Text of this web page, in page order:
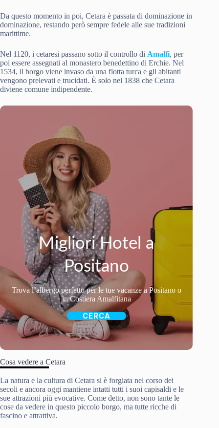
Da questo momento in poi, Cetara è passata di dominazione in
dominazione, restando però sempre fedele alle sue tradizioni
marittime.
Nel 1120, i cetaresi passano sotto il controllo di Amalfi, per
poi essere assegnati al monastero benedettino di Erchie. Nel
1534, il borgo viene invaso da una flotta turca e gli abitanti
vengono prelevati e trucidati. È solo nel 1838 che Cetara
diviene comune indipendente.
Migliori Hotel a
Positano
Trova l’albergo perfetto per le tue vacanze a Positano o
in Costiera Amalfitana
CERCA
Cosa vedere a Cetara
La natura e la cultura di Cetara si è forgiata nel corso dei
secoli e ancora oggi mantiene intatti tutti i suoi capisaldi e le
sue attrazioni più evocative. Come detto, non sono tante le
cose da vedere in questo piccolo borgo, ma tutte ricche di
fascino e attrattiva.